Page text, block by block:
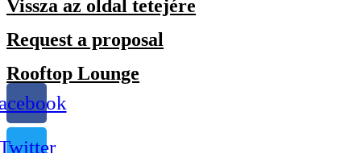
Vissza az oldal tetejére
Request a proposal
Rooftop Lounge